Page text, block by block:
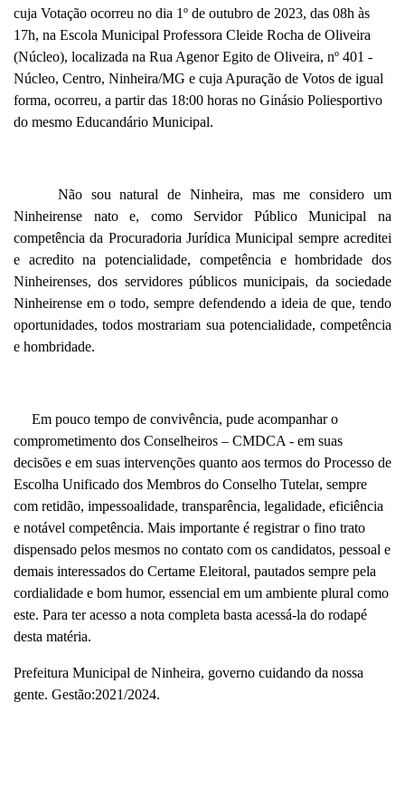
cuja Votação ocorreu no dia 1º de outubro de 2023, das 08h às
17h, na Escola Municipal Professora Cleide Rocha de Oliveira
(Núcleo), localizada na Rua Agenor Egito de Oliveira, nº 401 -
Núcleo, Centro, Ninheira/MG e cuja Apuração de Votos de igual
forma, ocorreu, a partir das 18:00 horas no Ginásio Poliesportivo
do mesmo Educandário Municipal.
Não sou natural de Ninheira, mas me considero um
Ninheirense nato e, como Servidor Público Municipal na
competência da Procuradoria Jurídica Municipal sempre acreditei
e acredito na potencialidade, competência e hombridade dos
Ninheirenses, dos servidores públicos municipais, da sociedade
Ninheirense em o todo, sempre defendendo a ideia de que, tendo
oportunidades, todos mostrariam sua potencialidade, competência
e hombridade.
Em pouco tempo de convivência, pude acompanhar o
comprometimento dos Conselheiros – CMDCA - em suas
decisões e em suas intervenções quanto aos termos do Processo de
Escolha Unificado dos Membros do Conselho Tutelar, sempre
com retidão, impessoalidade, transparência, legalidade, eficiência
e notável competência. Mais importante é registrar o fino trato
dispensado pelos mesmos no contato com os candidatos, pessoal e
demais interessados do Certame Eleitoral, pautados sempre pela
cordialidade e bom humor, essencial em um ambiente plural como
este. Para ter acesso a nota completa basta acessá-la do rodapé
desta matéria.
Prefeitura Municipal de Ninheira, governo cuidando da nossa
gente. Gestão:2021/2024.